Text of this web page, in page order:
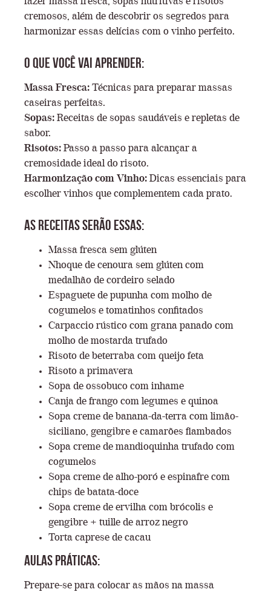
cremosos, além de descobrir os segredos para
harmonizar essas delícias com o vinho perfeito.
O que você vai aprender:
Massa Fresca: Técnicas para preparar massas
caseiras perfeitas.
Sopas: Receitas de sopas saudáveis e repletas de
sabor.
Risotos: Passo a passo para alcançar a
cremosidade ideal do risoto.
Harmonização com Vinho: Dicas essenciais para
escolher vinhos que complementem cada prato.
As receitas serão essas:
Massa fresca sem glúten
Nhoque de cenoura sem glúten com
medalhão de cordeiro selado
Espaguete de pupunha com molho de
cogumelos e tomatinhos confitados
Carpaccio rústico com grana panado com
molho de mostarda trufado
Risoto de beterraba com queijo feta
Risoto a primavera
Sopa de ossobuco com inhame
Canja de frango com legumes e quinoa
Sopa creme de banana-da-terra com limão-
siciliano, gengibre e camarões flambados
Sopa creme de mandioquinha trufado com
cogumelos
Sopa creme de alho-poró e espinafre com
chips de batata-doce
Sopa creme de ervilha com brócolis e
gengibre + tuille de arroz negro
Torta caprese de cacau
Aulas Práticas:
Prepare-se para colocar as mãos na massa